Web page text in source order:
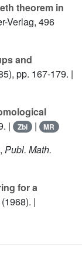
theorem in
Verlag, 496
and
pp. 167-179. |
| Zbl | MR
, Publ. Math.
for a
(1968). |